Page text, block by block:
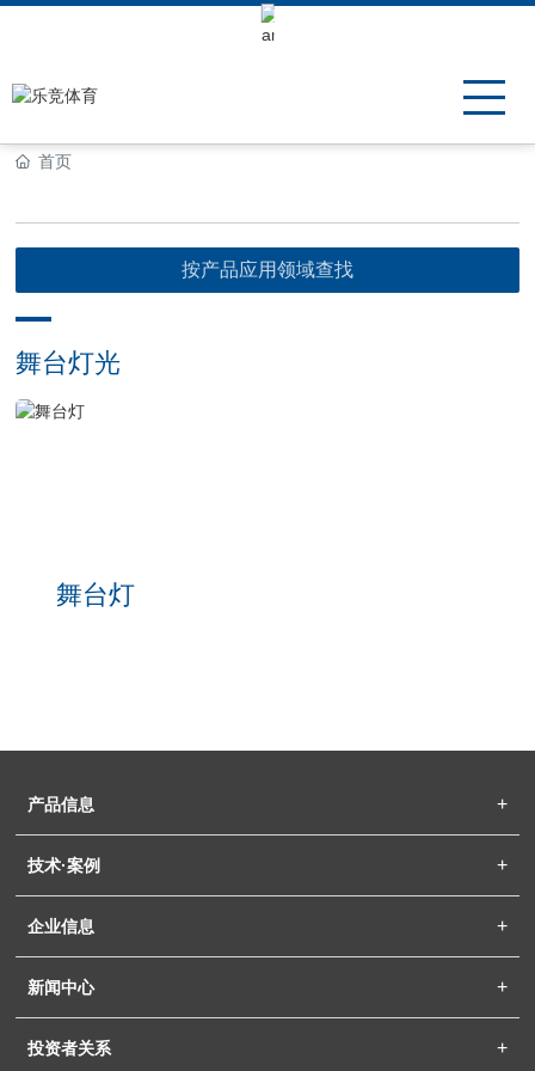
Keli Motor Group Search
首页
按产品应用领域查找
舞台灯光
舞台灯
产品信息
技术·案例
企业信息
新闻中心
投资者关系